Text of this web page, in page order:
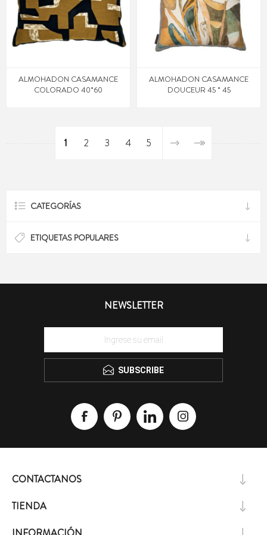
ALMOHADON CASAMANCE
COLORADO 40*60
ALMOHADON CASAMANCE
DOUCEUR 45 * 45
1 2 3 4 5
CATEGORÍAS
ETIQUETAS POPULARES
NEWSLETTER
SUBSCRIBE
CONTACTANOS
TIENDA